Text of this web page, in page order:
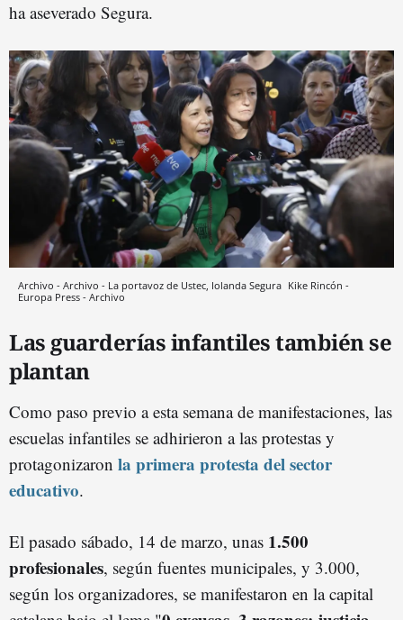
ha aseverado Segura.
Archivo - Archivo - La portavoz de Ustec, Iolanda Segura Kike Rincón -
Europa Press - Archivo
Las guarderías infantiles también se
plantan
Como paso previo a esta semana de manifestaciones, las
escuelas infantiles se adhirieron a las protestas y
protagonizaron la primera protesta del sector
educativo.
El pasado sábado, 14 de marzo, unas 1.500
profesionales, según fuentes municipales, y 3.000,
según los organizadores, se manifestaron en la capital